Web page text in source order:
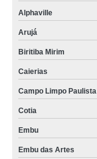
Alphaville
Arujá
Biritiba Mirim
Caierias
Campo Limpo Paulista
Cotia
Embu
Embu das Artes